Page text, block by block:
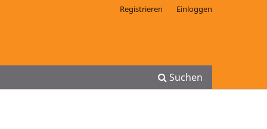
Suchen
Registrieren Einloggen